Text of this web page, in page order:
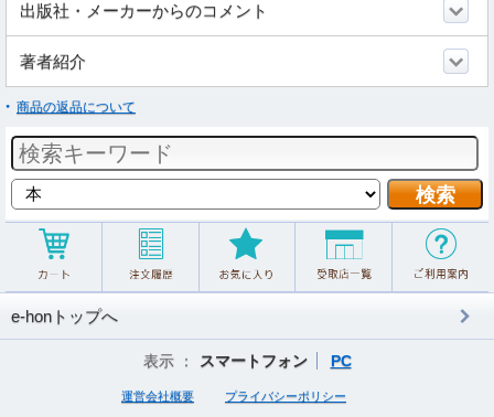
出版社・メーカーからのコメント
著者紹介
商品の返品について
e-honトップへ
表示 ： スマートフォン PC
運営会社概要 プライバシーポリシー